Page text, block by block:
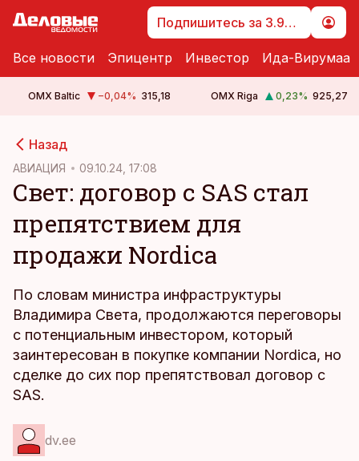
Подпишитесь за 3.99 €
Все новости Эпицентр Инвестор Ида-Вирумаа
OMX Baltic −0,04% 315,18 OMX Riga 0,23% 925,27
Назад
АВИАЦИЯ 09.10.24, 17:08
Свет: договор с SAS стал
препятствием для
продажи Nordica
По словам министра инфраструктуры
Владимира Света, продолжаются переговоры
с потенциальным инвестором, который
заинтересован в покупке компании Nordica, но
сделке до сих пор препятствовал договор с
SAS.
dv.ee